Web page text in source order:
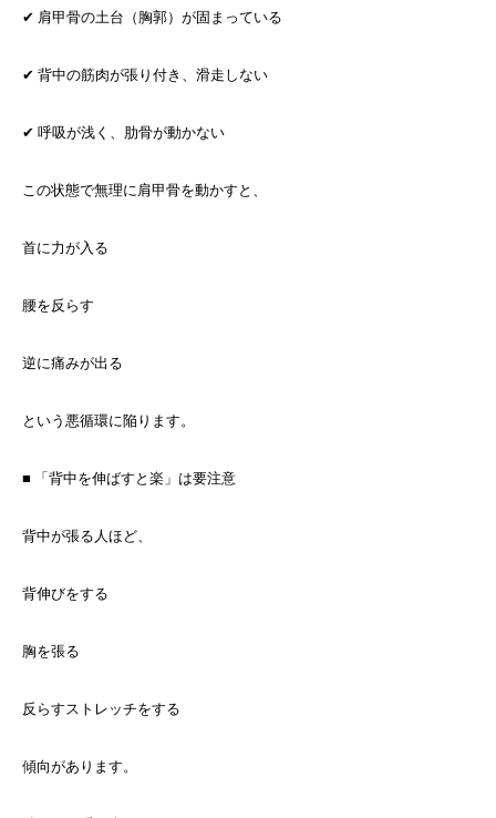
✔ 肩甲骨の土台（胸郭）が固まっている
✔ 背中の筋肉が張り付き、滑走しない
✔ 呼吸が浅く、肋骨が動かない
この状態で無理に肩甲骨を動かすと、
首に力が入る
腰を反らす
逆に痛みが出る
という悪循環に陥ります。
■ 「背中を伸ばすと楽」は要注意
背中が張る人ほど、
背伸びをする
胸を張る
反らすストレッチをする
傾向があります。